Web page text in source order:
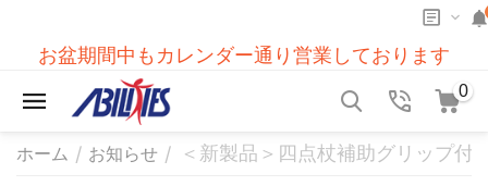
お盆期間中もカレンダー通り営業しております
0
ホーム / お知らせ / ＜新製品＞四点杖補助グリップ付